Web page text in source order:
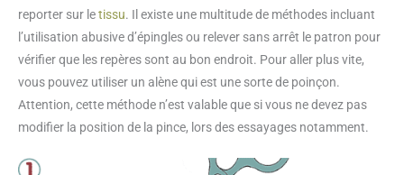
reporter sur letissu. Il existe une multitude de méthodes incluant
l’utilisation abusive d’épingles ou relever sans arrêt le patron pour
vérifier que les repères sont au bon endroit. Pour aller plus vite,
vous pouvez utiliser un alène qui est une sorte de poinçon.
Attention, cette méthode n’est valable que si vous ne devez pas
modifier la position de la pince, lors des essayages notamment.